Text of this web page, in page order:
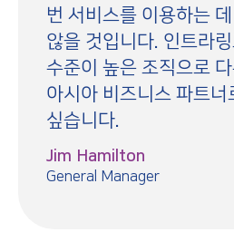
번 서비스를 이용하는 데
않을 것입니다. 인트라
수준이 높은 조직으로
아시아 비즈니스 파트너
싶습니다.
Jim Hamilton
General Manager